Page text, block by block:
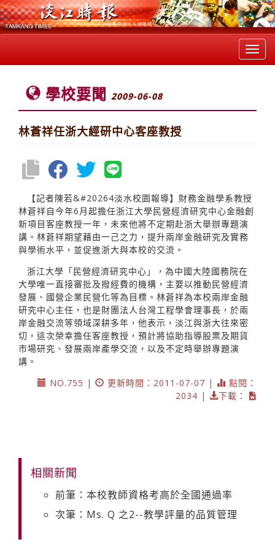
學校要聞 2009-06-08
林蒼祥任浙大經研中心客座教授
【記者陳若&#20264淡水校園報導】財務金融學系教授
林蒼祥自今年6月起擔任浙江大學民營經濟研究中心金融創
新項目客座教授一年，未來他將不定期赴浙大舉辦專題演
講。林蒼祥期望藉由一己之力，提升兩岸金融研究及實務
與學術水平，並促進浙大與本校的交流。
浙江大學「民營經濟研究中心」，為中國大陸國務院在
大學唯一直接審批及撥經費的機構，主要以推動民營經濟
發展、國營企業民營化等為目標。林蒼祥為本校兩岸金融
研究中心主任，也是財團法人台灣工程學會理事長，於兩
岸金融交流等領域深耕多年，他表示，淡江與浙大往來密
切，這次榮幸擔任客座教授，預計將協助指導股票及期貨
市場研究、發展兩岸產學交流，以及不定時舉辦專題演
講。
NO.755 |
更新時間：2011-07-07 |
點閱：
2034 |
下載：
相關新聞
前筆：本校教師資格考高於全國通過率
次筆：Ms. Q 之2--教學評量的品質管理